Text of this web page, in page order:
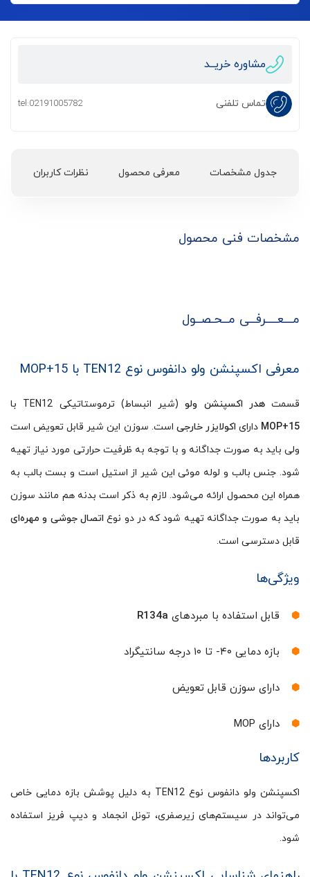
مشاوره خریــد
تماس تلفنی tel:02191005782
جدول مشخصات معرفی محصول نظرات کاربران
مشخصات فنی محصول
مـــعــــرفــی مــحـصــول
معرفی اکسپنشن ولو دانفوس نوع TEN12 با MOP+15
قسمتهدر اکسپنشن ولو(شیر انبساط) ترموستاتیکی TEN12 با
MOP+15 دارای اکولایزر خارجی است. سوزن این شیر قابل تعویض است
ولی باید به صورت جداگانه و با توجه به ظرفیت حرارتی مورد نیاز تهیه
شود. جنس بالب و لوله موئی این شیر از استیل است و بست بالب به
همراه این محصول ارائه می‌شود. لازم به ذکر است بدنه هم مانند سوزن
باید به صورت جداگانه تهیه شود که در دو نوع اتصال جوشی و مهره‌ای
قابل دسترسی است.
ویژگی‌ها
قابل استفاده با مبردهای R134a
بازه دمایی ۴۰- تا ۱۰ درجه سانتیگراد
دارای سوزن قابل تعویض
دارای MOP
کاربردها
اکسپنشن ولو دانفوس نوع TEN12 به دلیل پوشش بازه دمایی خاص
می‌تواند در سیستم‌های زیرصفری، تونل انجماد و دیپ فریز استفاده
شود.